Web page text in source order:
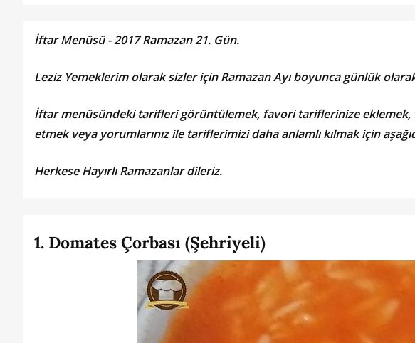
İftar Menüsü - 2017 Ramazan 21. Gün.
Leziz Yemeklerim olarak sizler için Ramazan Ayı boyunca günlük
İftar menüsündeki tarifleri görüntülemek, favori tariflerinize eklemek,
etmek veya yorumlarınız ile tariflerimizi daha anlamlı kılmak için
Herkese Hayırlı Ramazanlar dileriz.
1. Domates Çorbası (Şehriyeli)